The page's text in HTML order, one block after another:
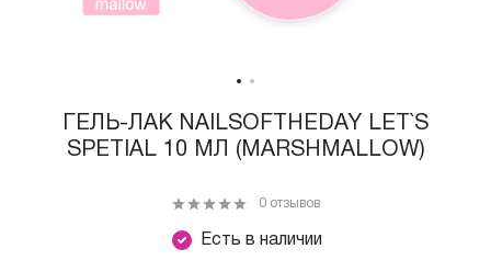
ГЕЛЬ-ЛАК NAILSOFTHEDAY LET`S
SPETIAL 10 МЛ (MARSHMALLOW)
Есть в наличии
0 отзывов